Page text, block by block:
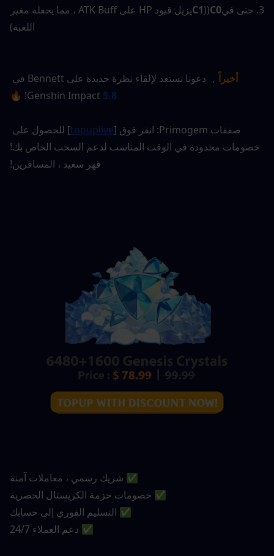
3. حتى في
C0
((
C1
اللعبة)
أخيراً
Genshin Impact 5.8
! 🔥
صفقات Primogem: انقر فوق [ topuplive
خصومات محدودة في الوقت المناسب لدعم السحب الخاص بك!
قهر سعيد ، المسافرين!
✅ شريك رسمي ، معاملات آمنة
✅ خصومات حزمة الكريستال الحصرية
✅ التسليم الفوري إلى حسابك
✅ دعم العملاء 24/7